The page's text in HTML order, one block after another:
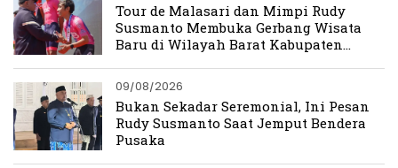
Tour de Malasari dan Mimpi Rudy
Susmanto Membuka Gerbang Wisata
Baru di Wilayah Barat Kabupaten
09/08/2026
Bukan Sekadar Seremonial, Ini Pesan
Rudy Susmanto Saat Jemput Bendera
Pusaka